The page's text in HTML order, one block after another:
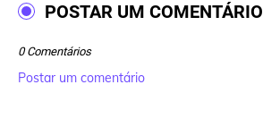
POSTAR UM COMENTÁRIO
0 Comentários
Postar um comentário